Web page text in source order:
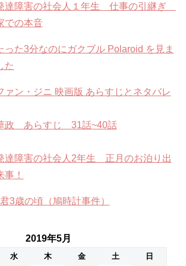
達障害の社会人１年生 仕事の引継ぎ
での本音
った3分なのにガクブル Polaroid を見ま
た
ァン・ジニ 映画版 あらすじとネタバレ
政 あらすじ 31話~40話
達障害の社会人2年生 正月のお泊り出
事！
3歳の頃（鳩時計事件）
2019年5月
水 木 金 土
日